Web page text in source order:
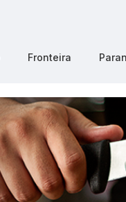
Fronteira